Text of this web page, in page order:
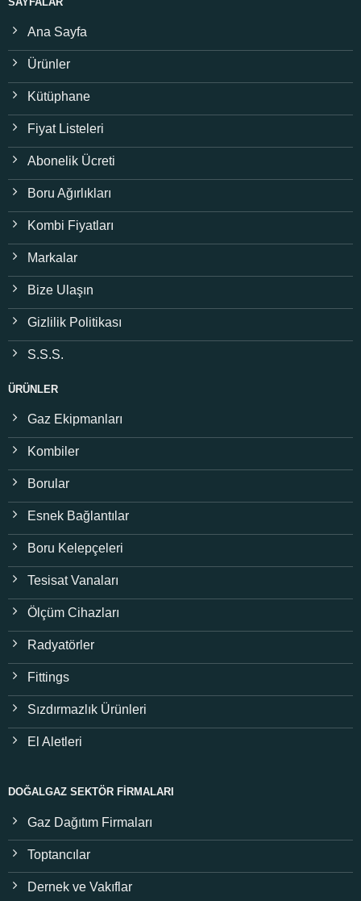
Ana Sayfa
Ürünler
Kütüphane
Fiyat Listeleri
Abonelik Ücreti
Boru Ağırlıkları
Kombi Fiyatları
Markalar
Bize Ulaşın
Gizlilik Politikası
S.S.S.
ÜRÜNLER
Gaz Ekipmanları
Kombiler
Borular
Esnek Bağlantılar
Boru Kelepçeleri
Tesisat Vanaları
Ölçüm Cihazları
Radyatörler
Fittings
Sızdırmazlık Ürünleri
El Aletleri
DOĞALGAZ SEKTÖR FIRMALARI
Gaz Dağıtım Firmaları
Toptancılar
Dernek ve Vakıflar